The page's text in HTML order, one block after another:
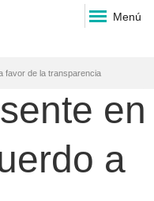
Menú
favor de la transparencia
en
a